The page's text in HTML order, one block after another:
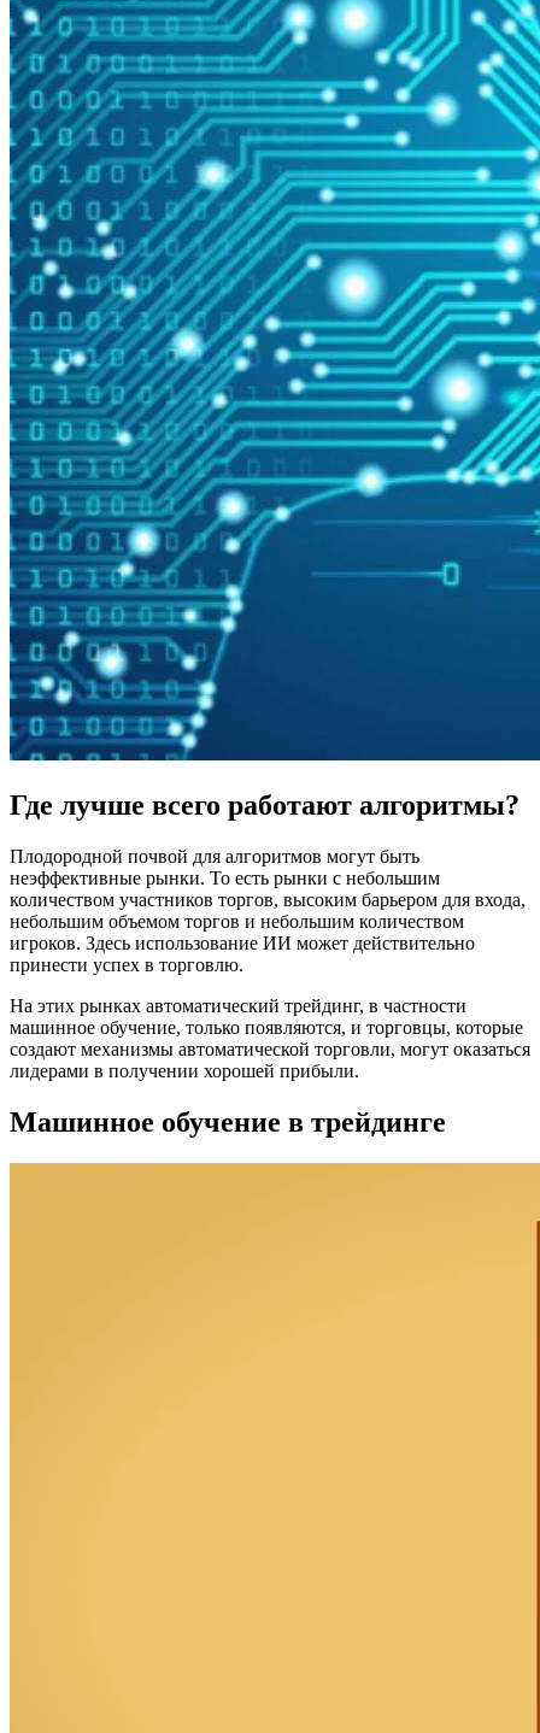
Где лучше всего работают алгоритмы?
Плодородной почвой для алгоритмов могут быть
неэффективные рынки. То есть рынки с небольшим
количеством участников торгов, высоким барьером для входа,
небольшим объемом торгов и небольшим количеством
игроков. Здесь использование ИИ может действительно
принести успех в торговлю.
На этих рынках автоматический трейдинг, в частности
машинное обучение, только появляются, и торговцы, которые
создают механизмы автоматической торговли, могут оказаться
лидерами в получении хорошей прибыли.
Машинное обучение в трейдинге